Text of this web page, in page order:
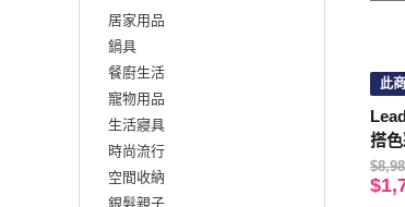
居家用品
鍋具
餐廚生活
寵物用品
生活寢具
時尚流行
空間收納
銀髮親子
此
搭